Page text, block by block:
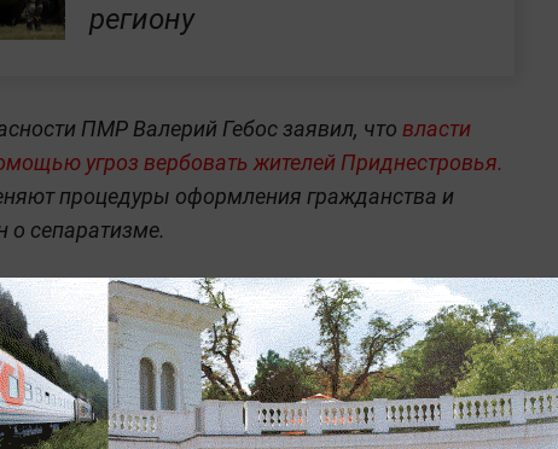
региону
ПМР Валерий Гебос заявил, что власти
угроз вербовать жителей Приднестровья.
процедуры оформления гражданства и
о сепаратизме.
событиях и международных отношениях
политика» на Life.ru.